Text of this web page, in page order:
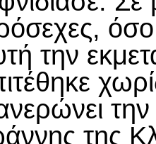
την
της